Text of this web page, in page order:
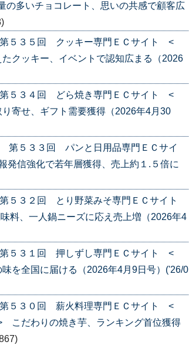
多いチョコレート、思いの共感で顧客広
第５３５回 クッキー専門ＥＣサイト <
クッキー、イベントで認知広まる（2026
第５３４回 どら焼き専門ＥＣサイト <
寄せ、ギフト需要獲得（2026年4月30
第５３３回 パンと日用品専門ＥＣサイ
信強化で若年層獲得、売上約１.５倍に
第５３２回 とり野菜みそ専門ＥＣサイト
料、一人鍋ニーズに応え売上増（2026年4
第５３１回 押しずし専門ＥＣサイト <
を全国に届ける（2026年4月9日号）('26/0
第５３０回 薪火料理専門ＥＣサイト <
だわりの焼き芋、ランキング首位獲得